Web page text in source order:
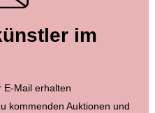
im
E-Mail erhalten
kommenden Auktionen und